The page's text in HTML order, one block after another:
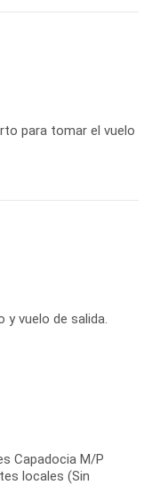
para tomar el vuelo
vuelo de salida.
Capadocia M/P
locales (Sin